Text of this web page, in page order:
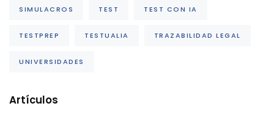
SIMULACROS TEST TEST CON IA
TESTPREP TESTUALIA TRAZABILIDAD LEGAL
UNIVERSIDADES
Artículos